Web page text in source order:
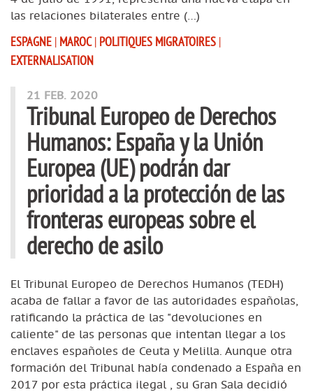
las relaciones bilaterales entre (…)
ESPAGNE | MAROC | POLITIQUES MIGRATOIRES |
EXTERNALISATION
21 FEB. 2020
Tribunal Europeo de Derechos
Humanos: España y la Unión
Europea (UE) podrán dar
prioridad a la protección de las
fronteras europeas sobre el
derecho de asilo
El Tribunal Europeo de Derechos Humanos (TEDH)
acaba de fallar a favor de las autoridades españolas,
ratificando la práctica de las "devoluciones en
caliente" de las personas que intentan llegar a los
enclaves españoles de Ceuta y Melilla. Aunque otra
formación del Tribunal había condenado a España en
2017 por esta práctica ilegal , su Gran Sala decidió